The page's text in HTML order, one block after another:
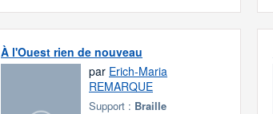
À l'Ouest rien de nouveau
par Erich-Maria
REMARQUE
Support : Braille